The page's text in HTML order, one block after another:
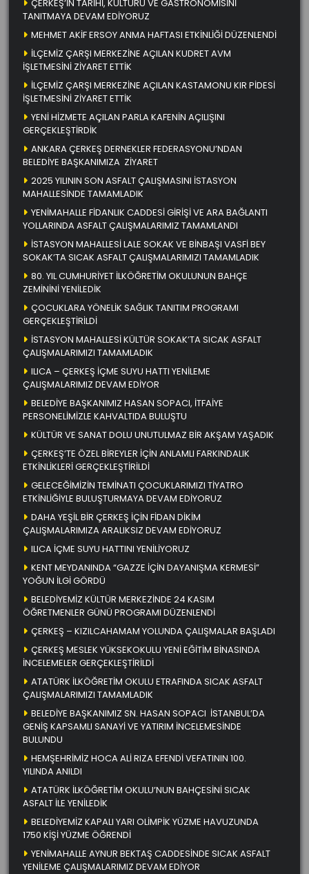
ÇERKEŞ’İN TARİHİ, KÜLTÜRÜ VE GASTRONOMİSİNİ
TANITMAYA DEVAM EDİYORUZ
MEHMET AKİF ERSOY ANMA HAFTASI ETKİNLİĞİ DÜZENLENDİ
İLÇEMİZ ÇARŞI MERKEZİNE AÇILAN KUDRET AVM
İŞLETMESİNİ ZİYARET ETTİK
İLÇEMİZ ÇARŞI MERKEZİNE AÇILAN KASTAMONU KIR PİDESİ
İŞLETMESİNİ ZİYARET ETTİK
YENİ HİZMETE AÇILAN PARLA KAFENİN AÇILIŞINI
GERÇEKLEŞTİRDİK
ANKARA ÇERKEŞ DERNEKLER FEDERASYONU’NDAN
BELEDİYE BAŞKANIMIZA ZİYARET
2025 YILININ SON ASFALT ÇALIŞMASINI İSTASYON
MAHALLESİNDE TAMAMLADIK
YENİMAHALLE FİDANLIK CADDESİ GİRİŞİ VE ARA BAĞLANTI
YOLLARINDA ASFALT ÇALIŞMALARIMIZ TAMAMLANDI
İSTASYON MAHALLESİ LALE SOKAK VE BİNBAŞI VASFİ BEY
SOKAK’TA SICAK ASFALT ÇALIŞMALARIMIZI TAMAMLADIK
80. YIL CUMHURİYET İLKÖĞRETİM OKULUNUN BAHÇE
ZEMİNİNİ YENİLEDİK
ÇOCUKLARA YÖNELİK SAĞLIK TANITIM PROGRAMI
GERÇEKLEŞTİRİLDİ
İSTASYON MAHALLESİ KÜLTÜR SOKAK’TA SICAK ASFALT
ÇALIŞMALARIMIZI TAMAMLADIK
ILICA – ÇERKEŞ İÇME SUYU HATTI YENİLEME
ÇALIŞMALARIMIZ DEVAM EDİYOR
BELEDİYE BAŞKANIMIZ HASAN SOPACI, İTFAİYE
PERSONELİMİZLE KAHVALTIDA BULUŞTU
KÜLTÜR VE SANAT DOLU UNUTULMAZ BİR AKŞAM YAŞADIK
ÇERKEŞ’TE ÖZEL BİREYLER İÇİN ANLAMLI FARKINDALIK
ETKİNLİKLERİ GERÇEKLEŞTİRİLDİ
GELECEĞİMİZİN TEMİNATI ÇOCUKLARIMIZI TİYATRO
ETKİNLİĞİYLE BULUŞTURMAYA DEVAM EDİYORUZ
DAHA YEŞİL BİR ÇERKEŞ İÇİN FİDAN DİKİM
ÇALIŞMALARIMIZA ARALIKSIZ DEVAM EDİYORUZ
ILICA İÇME SUYU HATTINI YENİLİYORUZ
KENT MEYDANINDA “GAZZE İÇİN DAYANIŞMA KERMESİ”
YOĞUN İLGİ GÖRDÜ
BELEDİYEMİZ KÜLTÜR MERKEZİNDE 24 KASIM
ÖĞRETMENLER GÜNÜ PROGRAMI DÜZENLENDİ
ÇERKEŞ – KIZILCAHAMAM YOLUNDA ÇALIŞMALAR BAŞLADI
ÇERKEŞ MESLEK YÜKSEKOKULU YENİ EĞİTİM BİNASINDA
İNCELEMELER GERÇEKLEŞTİRİLDİ
ATATÜRK İLKÖĞRETİM OKULU ETRAFINDA SICAK ASFALT
ÇALIŞMALARIMIZI TAMAMLADIK
BELEDİYE BAŞKANIMIZ SN. HASAN SOPACI İSTANBUL’DA
GENİŞ KAPSAMLI SANAYİ VE YATIRIM İNCELEMESİNDE
BULUNDU
HEMŞEHRİMİZ HOCA ALİ RIZA EFENDİ VEFATININ 100.
YILINDA ANILDI
ATATÜRK İLKÖĞRETİM OKULU’NUN BAHÇESİNİ SICAK
ASFALT İLE YENİLEDİK
BELEDİYEMİZ KAPALI YARI OLİMPİK YÜZME HAVUZUNDA
1750 KİŞİ YÜZME ÖĞRENDİ
YENİMAHALLE AYNUR BEKTAŞ CADDESİNDE SICAK ASFALT
YENİLEME ÇALIŞMALARIMIZ DEVAM EDİYOR